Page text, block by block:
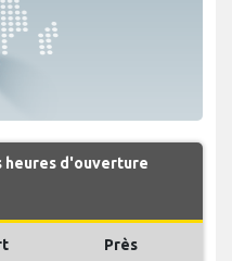
heures d'ouverture
Près